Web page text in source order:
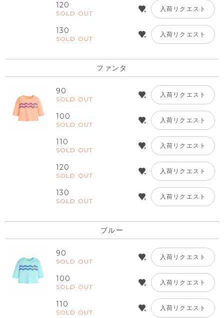
120
SOLD OUT
入荷リクエスト
130
SOLD OUT
入荷リクエスト
ファンタ
90
SOLD OUT
入荷リクエスト
100
SOLD OUT
入荷リクエスト
110
SOLD OUT
入荷リクエスト
120
SOLD OUT
入荷リクエスト
130
SOLD OUT
入荷リクエスト
ブルー
90
SOLD OUT
入荷リクエスト
100
SOLD OUT
入荷リクエスト
110
SOLD OUT
入荷リクエスト